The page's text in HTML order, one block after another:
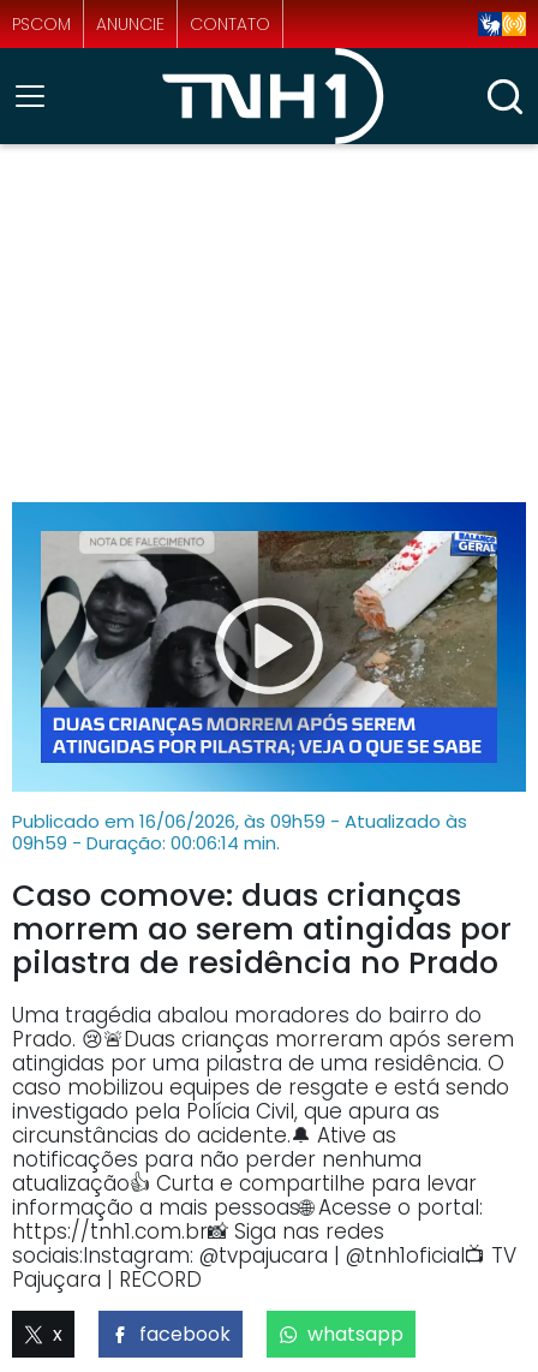
PSCOM ANUNCIE CONTATO
Publicado em 16/06/2026, às 09h59 - Atualizado às
09h59 - Duração: 00:06:14 min.
Caso comove: duas crianças
morrem ao serem atingidas por
pilastra de residência no Prado
Uma tragédia abalou moradores do bairro do
Prado. 😢🚨Duas crianças morreram após serem
atingidas por uma pilastra de uma residência. O
caso mobilizou equipes de resgate e está sendo
investigado pela Polícia Civil, que apura as
circunstâncias do acidente.🔔 Ative as
notificações para não perder nenhuma
atualização👍 Curta e compartilhe para levar
informação a mais pessoas🌐 Acesse o portal:
https://tnh1.com.br📸 Siga nas redes
sociais:Instagram: @tvpajucara | @tnh1oficial📺 TV
Pajuçara | RECORD
x facebook
whatsapp